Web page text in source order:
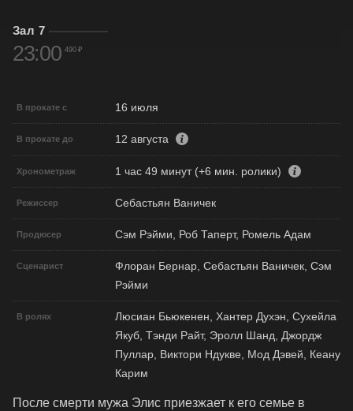
Зал 7
23:00 490 ₽
В прокате с 16 июля
В прокате до 12 августа
Хронометраж 1 час 49 минут (+6 мин. ролики)
Режиссер Себастьян Ваничек
Продюсер Сэм Рэйми, Роб Таперт, Ромель Адам
Сценарист
Флоран Бернар, Себастьян Ваничек, Сэм
Рэйми
В ролях
Люсиан Бьюкенен, Хантер Духэн, Сухейла
Якуб, Тэнди Райт, Эролл Шанд, Джордж
Пуллар, Виктори Ндукве, Мод Дэвей, Кеану
Карим
После смерти мужа Элис приезжает к его семье в